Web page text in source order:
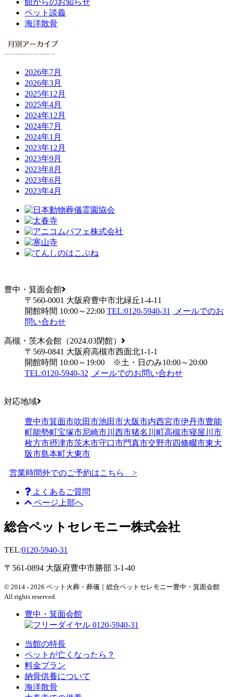
ペット談義
海洋散骨
2026年7月
2026年3月
2025年12月
2025年4月
2024年12月
2024年7月
2024年1月
2023年12月
2023年9月
2023年8月
2023年6月
2023年4月
豊中・箕面会館
〒560-0001 大阪府豊中市北緑丘1-4-11
開館時間 10:00～22:00 TEL:0120-5940-31
メールでのお
問い合わせ
高槻・茨木会館（2024.03閉館）
〒569-0841 大阪府高槻市西面北1-1-1
開館時間 10:00～19:00 ※土・日のみ10:00～20:00
TEL:0120-5940-32
メールでのお問い合わせ
対応地域
豊中市箕面市吹田市池田市大阪市内西宮市伊丹市豊能
町能勢町宝塚市尼崎市川西市猪名川町高槻市寝屋川市
枚方市摂津市茨木市守口市門真市交野市四條畷市東大
阪市島本町大東市
営業時間外でのご予約はこちら >
よくあるご質問
ページ上部へ
総合ペットセレモニー株式会社
TEL:0120-5940-31
〒561-0894 大阪府豊中市勝部 3-1-40
© 2014 - 2026 ペット火葬・葬儀｜総合ペットセレモニー豊中・箕面会館
All rights reserved.
豊中・箕面会館
0120-5940-31
当館の特長
ペットが亡くなったら？
料金プラン
納骨供養について
海洋散骨